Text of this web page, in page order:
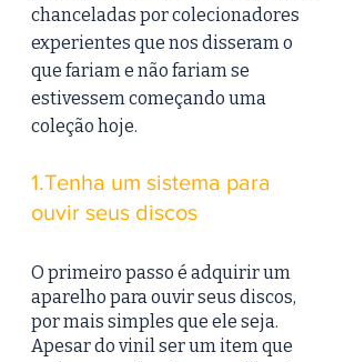
chanceladas por colecionadores
experientes que nos disseram o
que fariam e não fariam se
estivessem começando uma
coleção hoje.
1.Tenha um sistema para
ouvir seus discos
O primeiro passo é adquirir um
aparelho para ouvir seus discos,
por mais simples que ele seja.
Apesar do vinil ser um item que